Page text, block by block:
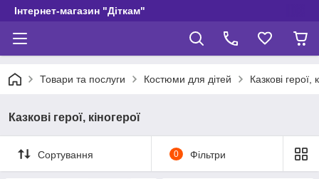
Інтернет-магазин "Діткам"
Товари та послуги Костюми для дітей Казкові герої,
Казкові герої, кіногерої
Сортування 0 Фільтри